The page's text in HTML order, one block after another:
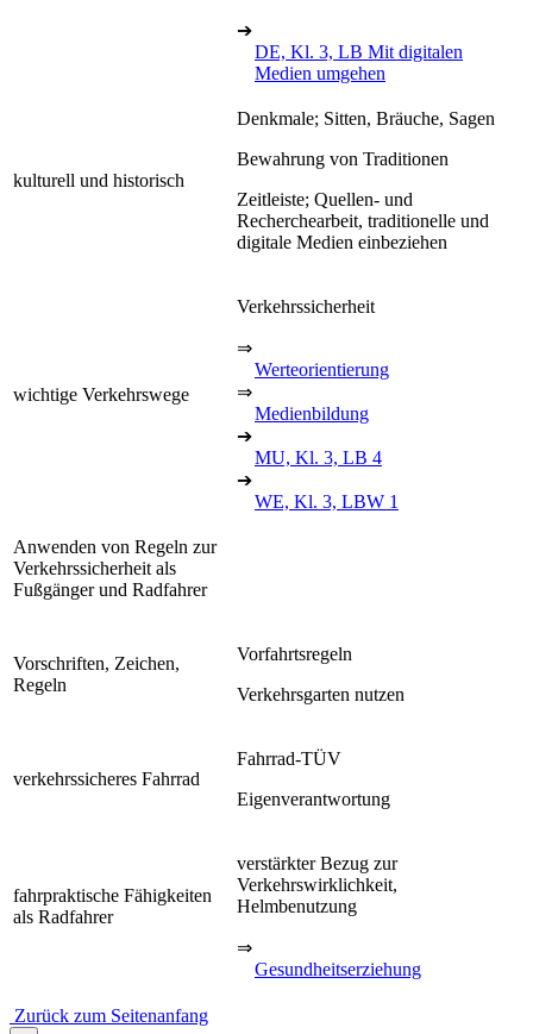
➔
DE, Kl. 3, LB Mit digitalen
Medien umgehen
kulturell und historisch
Denkmale; Sitten, Bräuche, Sagen
Bewahrung von Traditionen
Zeitleiste; Quellen- und
Recherchearbeit, traditionelle und
digitale Medien einbeziehen
wichtige Verkehrswege
Verkehrssicherheit
⇒
Werteorientierung
⇒
Medienbildung
➔
MU, Kl. 3, LB 4
➔
WE, Kl. 3, LBW 1
Anwenden von Regeln zur
Verkehrssicherheit als
Fußgänger und Radfahrer
Vorschriften, Zeichen,
Regeln
Vorfahrtsregeln
Verkehrsgarten nutzen
verkehrssicheres Fahrrad
Fahrrad-TÜV
Eigenverantwortung
fahrpraktische Fähigkeiten
als Radfahrer
verstärkter Bezug zur
Verkehrswirklichkeit,
Helmbenutzung
⇒
Gesundheitserziehung
Zurück zum Seitenanfang